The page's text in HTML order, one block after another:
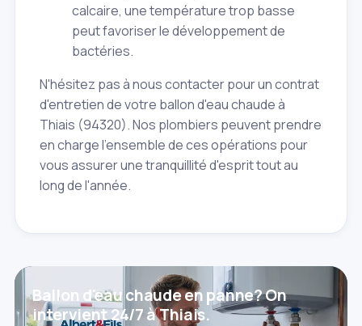
calcaire, une température trop basse
peut favoriser le développement de
bactéries.
N'hésitez pas à nous contacter pour un contrat
d'entretien de votre ballon d'eau chaude à
Thiais (94320). Nos plombiers peuvent prendre
en charge l'ensemble de ces opérations pour
vous assurer une tranquillité d'esprit tout au
long de l'année.
Ballon d'eau chaude en panne? On
intervient 24/7 à Thiais.